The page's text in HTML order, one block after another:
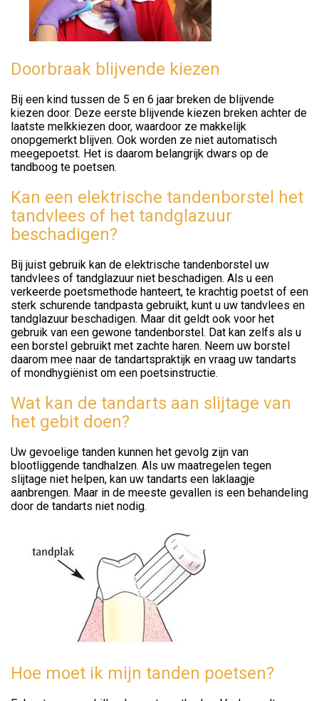
Doorbraak blijvende kiezen
Bij een kind tussen de 5 en 6 jaar breken de blijvende
kiezen door. Deze eerste blijvende kiezen breken achter de
laatste melkkiezen door, waardoor ze makkelijk
onopgemerkt blijven. Ook worden ze niet automatisch
meegepoetst. Het is daarom belangrijk dwars op de
tandboog te poetsen.
Kan een elektrische tandenborstel het
tandvlees of het tandglazuur
beschadigen?
Bij juist gebruik kan de elektrische tandenborstel uw
tandvlees of tandglazuur niet beschadigen. Als u een
verkeerde poetsmethode hanteert, te krachtig poetst of een
sterk schurende tandpasta gebruikt, kunt u uw tandvlees en
tandglazuur beschadigen. Maar dit geldt ook voor het
gebruik van een gewone tandenborstel. Dat kan zelfs als u
een borstel gebruikt met zachte haren. Neem uw borstel
daarom mee naar de tandartspraktijk en vraag uw tandarts
of mondhygiënist om een poetsinstructie.
Wat kan de tandarts aan slijtage van
het gebit doen?
Uw gevoelige tanden kunnen het gevolg zijn van
blootliggende tandhalzen. Als uw maatregelen tegen
slijtage niet helpen, kan uw tandarts een laklaagje
aanbrengen. Maar in de meeste gevallen is een behandeling
door de tandarts niet nodig.
Hoe moet ik mijn tanden poetsen?